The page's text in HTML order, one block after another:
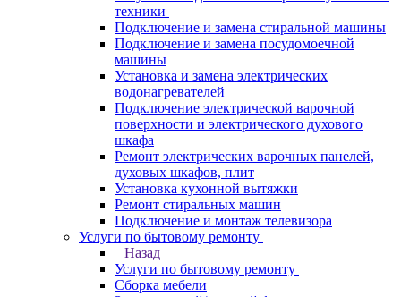
техники
Подключение и замена стиральной машины
Подключение и замена посудомоечной
машины
Установка и замена электрических
водонагревателей
Подключение электрической варочной
поверхности и электрического духового
шкафа
Ремонт электрических варочных панелей,
духовых шкафов, плит
Установка кухонной вытяжки
Ремонт стиральных машин
Подключение и монтаж телевизора
Услуги по бытовому ремонту
Назад
Услуги по бытовому ремонту
Сборка мебели